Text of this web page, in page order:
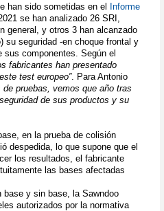
han sido sometidas en el
Informe
se han analizado 26 SRI,
general, y otros 3 han alcanzado
su seguridad -en choque frontal y
componentes. Según el
fabricantes han presentado
test europeo”. Para Antonio
de pruebas, vemos que año tras
de sus productos y su
en la prueba de colisión
despedida, lo que supone que el
los resultados, el fabricante
las bases afectadas
base y sin base, la Sawndoo
autorizados por la normativa